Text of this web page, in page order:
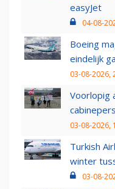
easyJet
04-08-
Boeing
eindelijk
03-08-2026,
Voorlopig
03-08-2026,
Turkish
winter
03-08-